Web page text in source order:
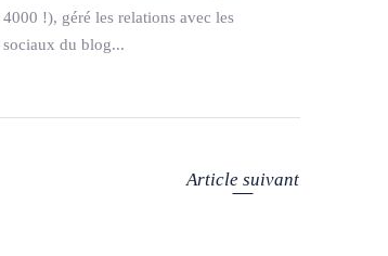
!), géré les relations avec les
sociaux du blog...
Article suivant